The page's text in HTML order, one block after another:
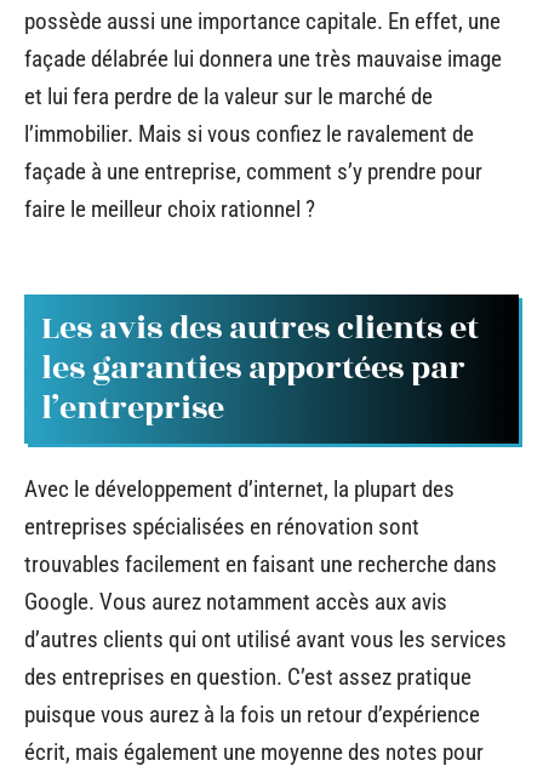
possède aussi une importance capitale. En effet, une
façade délabrée lui donnera une très mauvaise image
et lui fera perdre de la valeur sur le marché de
l’immobilier. Mais si vous confiez le ravalement de
façade à une entreprise, comment s’y prendre pour
faire le meilleur choix rationnel ?
Les avis des autres clients et
les garanties apportées par
l’entreprise
Avec le développement d’internet, la plupart des
entreprises spécialisées en rénovation sont
trouvables facilement en faisant une recherche dans
Google. Vous aurez notamment accès aux avis
d’autres clients qui ont utilisé avant vous les services
des entreprises en question. C’est assez pratique
puisque vous aurez à la fois un retour d’expérience
écrit, mais également une moyenne des notes pour